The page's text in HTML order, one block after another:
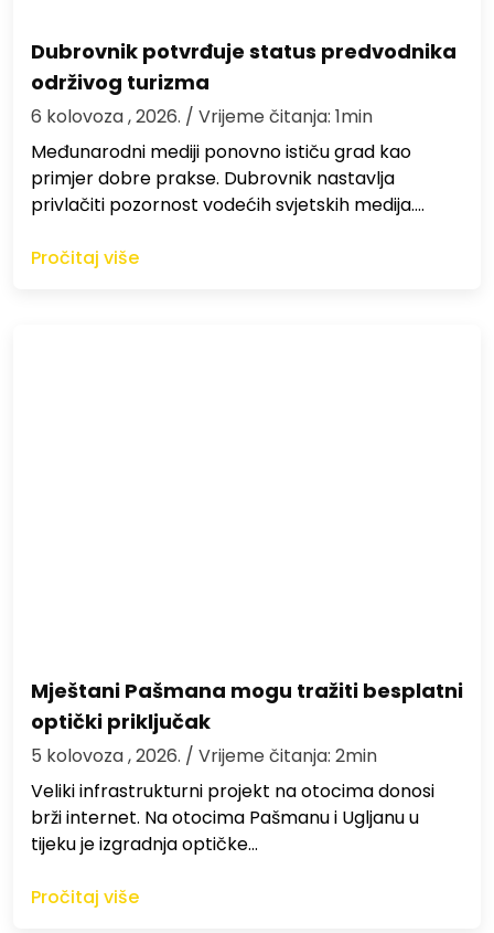
Dubrovnik potvrđuje status predvodnika
održivog turizma
6 kolovoza , 2026. / Vrijeme čitanja: 1min
Međunarodni mediji ponovno ističu grad kao
primjer dobre prakse. Dubrovnik nastavlja
privlačiti pozornost vodećih svjetskih medija.…
Pročitaj više
Mještani Pašmana mogu tražiti besplatni
optički priključak
5 kolovoza , 2026. / Vrijeme čitanja: 2min
Veliki infrastrukturni projekt na otocima donosi
brži internet. Na otocima Pašmanu i Ugljanu u
tijeku je izgradnja optičke…
Pročitaj više